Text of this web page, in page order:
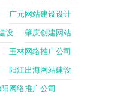
广元网站建设设计
设 肇庆创建网站
玉林网络推广公司
阳江出海网站建设
网络推广公司